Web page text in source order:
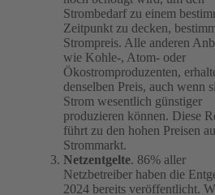
Strombedarf zu einem
Zeitpunkt zu decken,
Strompreis. Alle anderen
wie Kohle-, Atom- oder
Ökostromproduzenten,
denselben Preis, auch wenn
Strom wesentlich günstiger
produzieren können. Diese
führt zu den hohen Preisen
Strommarkt.
Netzentgelte. 86% aller
Netzbetreiber haben die
2024 bereits veröffentlicht.